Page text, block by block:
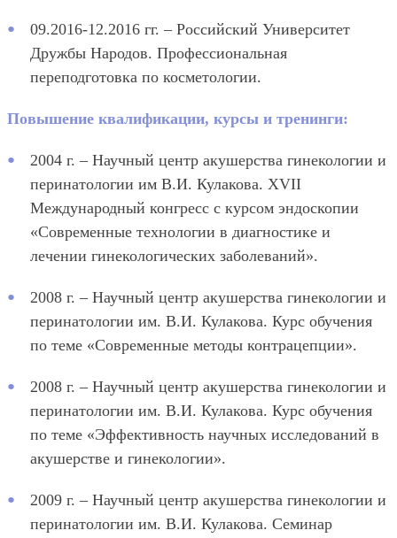
09.2016-12.2016 гг. – Российский Университет
Дружбы Народов. Профессиональная
переподготовка по косметологии.
Повышение квалификации, курсы и тренинги:
2004 г. – Научный центр акушерства гинекологии и
перинатологии им В.И. Кулакова. XVII
Международный конгресс с курсом эндоскопии
«Современные технологии в диагностике и
лечении гинекологических заболеваний».
2008 г. – Научный центр акушерства гинекологии и
перинатологии им. В.И. Кулакова. Курс обучения
по теме «Современные методы контрацепции».
2008 г. – Научный центр акушерства гинекологии и
перинатологии им. В.И. Кулакова. Курс обучения
по теме «Эффективность научных исследований в
акушерстве и гинекологии».
2009 г. – Научный центр акушерства гинекологии и
перинатологии им. В.И. Кулакова. Семинар